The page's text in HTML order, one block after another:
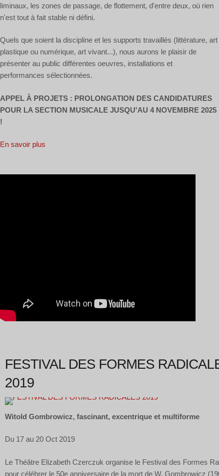
liminaux, les zones de passage, de flottement, d'entre deux, où rien
n'est tout à fait stable ni défini.
Quels que soient la discipline et les supports travaillés (littérature, art
plastique ou numérique, art vivant...), nous aurons le plaisir de
présenter au public différentes oeuvres, installations et
performances sélectionnées.
APPEL À PROJETS : PROLONGATION DES CANDIDATURES
POUR LA SECTION MUSICALE JUSQU'AU 4 NOVEMBRE 2025
!
En savoir plus
FESTIVAL DES FORMES
2019
Witold Gombrowicz, fascinant, excentrique et multiforme
Du 17 au 20 Oct 2019
Le Théâtre Elizabeth Czerczuk organise le Festival des Formes
pour célébrer le 50e anniversaire de la mort de W. Gombrowicz